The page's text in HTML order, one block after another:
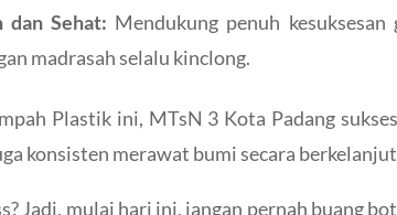
dan Sehat: Mendukung penuh
madrasah selalu kinclong.
Plastik ini, MTsN 3 Kota Padang
konsisten merawat bumi secara
Jadi, mulai hari ini, jangan pernah buang